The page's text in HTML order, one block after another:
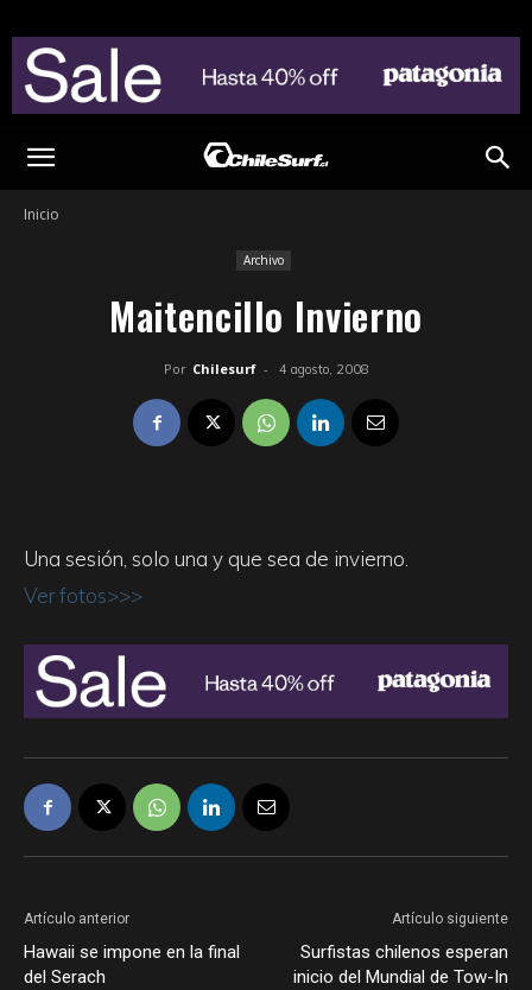
Inicio
Archivo
Maitencillo Invierno
Por Chilesurf - 4 agosto, 2008
Una sesión, solo una y que sea de invierno.
Ver fotos>>>
Artículo anterior
Hawaii se impone en la final
del Serach
Artículo siguiente
Surfistas chilenos esperan
inicio del Mundial de Tow-In